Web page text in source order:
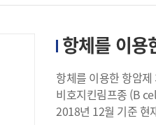
항체를 이용
항체를 이용한 항암
비호지킨림프종 (B
2018년 12월 기준 현